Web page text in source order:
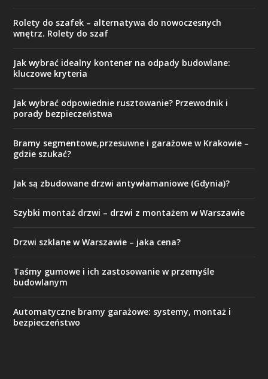
Rolety do szafek – alternatywa do nowoczesnych
wnętrz. Rolety do szaf
Jak wybrać idealny kontener na odpady budowlane:
kluczowe kryteria
Jak wybrać odpowiednie rusztowanie? Przewodnik i
porady bezpieczeństwa
Bramy segmentowe,przesuwne i garażowe w Krakowie –
gdzie szukać?
Jak są zbudowane drzwi antywłamaniowe (Gdynia)?
Szybki montaż drzwi – drzwi z montażem w Warszawie
Drzwi szklane w Warszawie – jaka cena?
Taśmy gumowe i ich zastosowanie w przemyśle
budowlanym
Automatyczne bramy garażowe: systemy, montaż i
bezpieczeństwo